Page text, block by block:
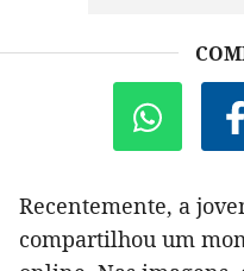
Recentemente, a
compartilhou um